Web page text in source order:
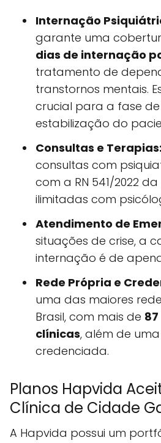
Internação
garante uma
dias de internação
tratamento de
transtornos mentais.
crucial para a fase
estabilização do
Consultas e Terapias:
consultas com
com a RN 541/2022 da
ilimitadas com
Atendimento de
situações de crise, a
internação é de
Rede Própria e
uma das maiores
Brasil, com mais de
clínicas, além de
credenciada.
Planos Hapvida
Clínica de Cidade
A Hapvida possui um